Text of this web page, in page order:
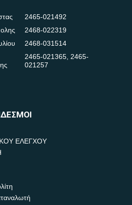
2465-021492
2468-022319
2468-031514
2465-021365, 2465-
021257
ΕΛΕΓΧΟΥ